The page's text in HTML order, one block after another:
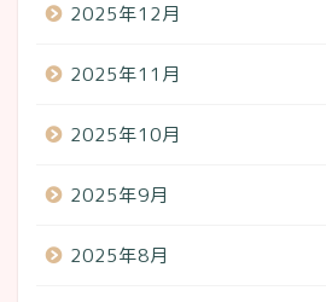
2025年12月
2025年11月
2025年10月
2025年9月
2025年8月